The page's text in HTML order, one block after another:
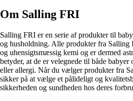
Om Salling FRI
Salling FRI er en serie af produkter til
og husholdning. Alle produkter fra Salling
og uhensigtsmæssig kemi og er dermed
betyder, at de er velegnede til både
eller allergi. Når du vælger produkter fra
sikker på at vælge et pålideligt og
sikkerheden og sundheden hos deres